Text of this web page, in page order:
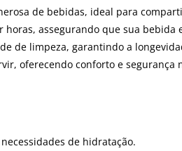
de bebidas, ideal para
assegurando que sua bebida
de limpeza, garantindo a
oferecendo conforto e segurança
de hidratação.